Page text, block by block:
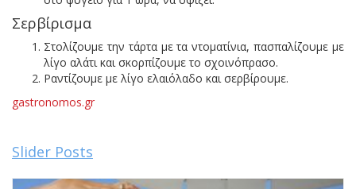
Σερβίρισμα
Στολίζουμε την τάρτα με τα ντοματίνια, πασπαλίζουμε με
λίγο αλάτι και σκορπίζουμε το σχοινόπρασο.
Ραντίζουμε με λίγο ελαιόλαδο και σερβίρουμε.
gastronomos.gr
Slider Posts